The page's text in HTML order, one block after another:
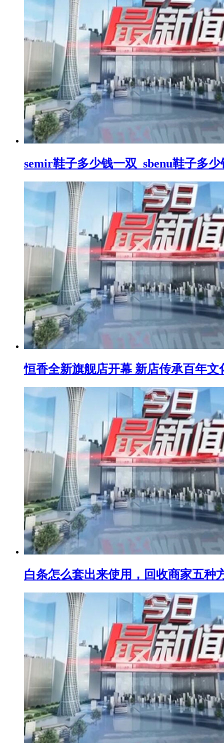
semir鞋子多少钱一双_sbenu鞋子多少
恒香全新旗舰店开幕 新店传承百年文
白条怎么套出来使用，回收商家五种